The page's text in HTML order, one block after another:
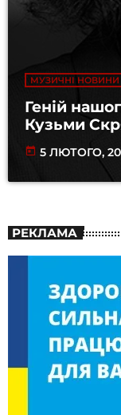
МУЗИЧНІ НОВИНИ
Геній
Кузьми
today 5 ЛЮТОГО,
РЕКЛАМА